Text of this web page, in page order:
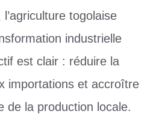
togolaise
industrielle
est clair : réduire la
importations et accroître
de la production locale.